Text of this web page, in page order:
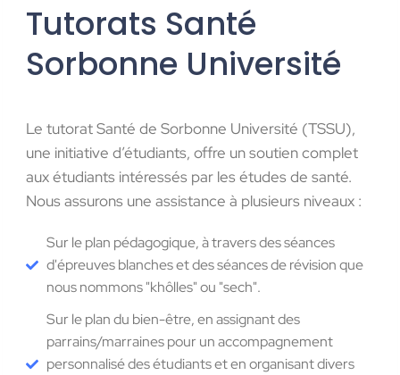
Tutorats Santé
Sorbonne Université
Le tutorat Santé de Sorbonne Université (TSSU),
une initiative d’étudiants, offre un soutien complet
aux étudiants intéressés par les études de santé.
Nous assurons une assistance à plusieurs niveaux :
Sur le plan pédagogique, à travers des séances
d'épreuves blanches et des séances de révision que
nous nommons "khôlles" ou "sech".
Sur le plan du bien-être, en assignant des
parrains/marraines pour un accompagnement
personnalisé des étudiants et en organisant divers